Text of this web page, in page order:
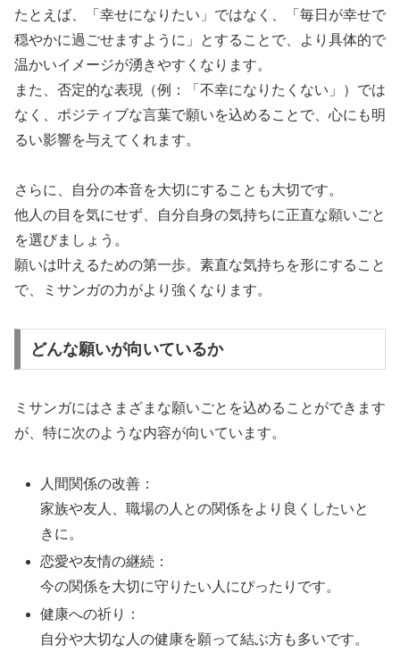
たとえば、「幸せになりたい」ではなく、「毎日が幸せで
穏やかに過ごせますように」とすることで、より具体的で
温かいイメージが湧きやすくなります。
また、否定的な表現（例：「不幸になりたくない」）では
なく、ポジティブな言葉で願いを込めることで、心にも明
るい影響を与えてくれます。
さらに、自分の本音を大切にすることも大切です。
他人の目を気にせず、自分自身の気持ちに正直な願いごと
を選びましょう。
願いは叶えるための第一歩。素直な気持ちを形にすること
で、ミサンガの力がより強くなります。
どんな願いが向いているか
ミサンガにはさまざまな願いごとを込めることができます
が、特に次のような内容が向いています。
人間関係の改善：
家族や友人、職場の人との関係をより良くしたいと
きに。
恋愛や友情の継続：
今の関係を大切に守りたい人にぴったりです。
健康への祈り：
自分や大切な人の健康を願って結ぶ方も多いです。